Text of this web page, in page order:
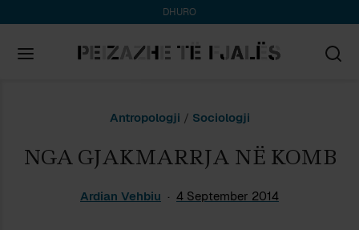
DHURO
Antropologji / Sociologji
NGA GJAKMARRJA NË KOMB
Ardian Vehbiu 4 September 2014